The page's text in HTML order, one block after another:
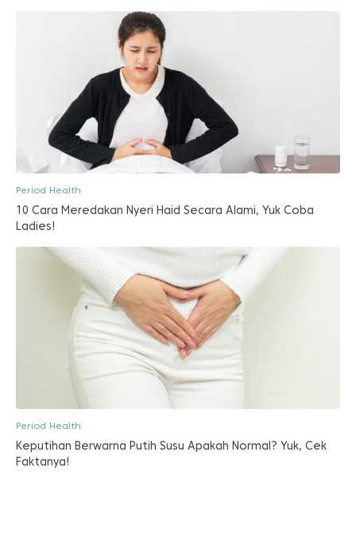
Period Health
10 Cara Meredakan Nyeri Haid Secara Alami, Yuk Coba
Ladies!
Period Health
Keputihan Berwarna Putih Susu Apakah Normal? Yuk, Cek
Faktanya!